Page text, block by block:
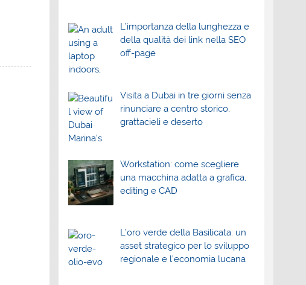
L’importanza della lunghezza e
della qualità dei link nella SEO
off-page
Visita a Dubai in tre giorni senza
rinunciare a centro storico,
grattacieli e deserto
Workstation: come scegliere
una macchina adatta a grafica,
editing e CAD
L’oro verde della Basilicata: un
asset strategico per lo sviluppo
regionale e l’economia lucana